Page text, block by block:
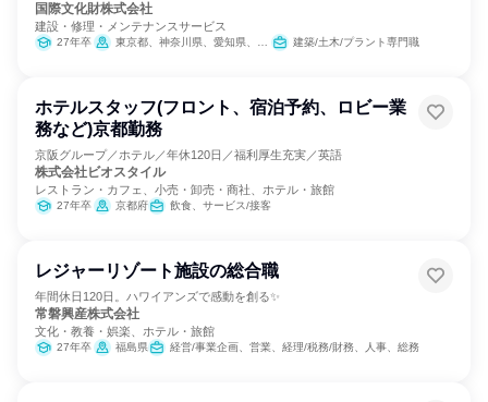
国際文化財株式会社
建設・修理・メンテナンスサービス
27年卒 東京都、神奈川県、愛知県、大阪府、沖縄県 建築/土木/プラント専門職
ホテルスタッフ(フロント、宿泊予約、ロビー業
務など)京都勤務
京阪グループ／ホテル／年休120日／福利厚生充実／英語
株式会社ビオスタイル
レストラン・カフェ、小売・卸売・商社、ホテル・旅館
27年卒 京都府 飲食、サービス/接客
レジャーリゾート施設の総合職
年間休日120日。ハワイアンズで感動を創る✨
常磐興産株式会社
文化・教養・娯楽、ホテル・旅館
27年卒 福島県 経営/事業企画、営業、経理/税務/財務、人事、総務